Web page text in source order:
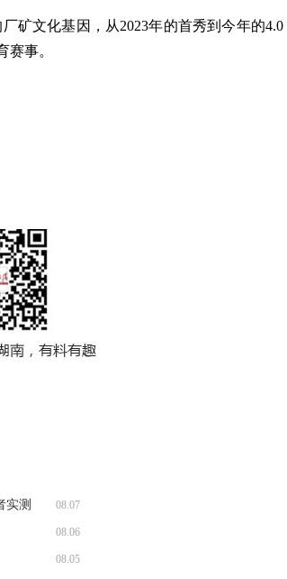
矿文化基因，从2023年的首秀到今年的4.0
赛事。
实测
08.07
08.06
08.05